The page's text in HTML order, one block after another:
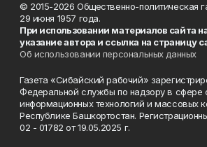
© 2015-2026 Общественно-политическая
29 июня 1957 года.
При использовании материалов сайта
указание автора и ссылка на страницу
Об использовании персональных данных
Газета «Сибайский рабочий»
Федеральной службы по надзору в сфере
информационных технологий и массовых
Республике Башкортостан.
02 - 01782 от 19.05.2025 г.